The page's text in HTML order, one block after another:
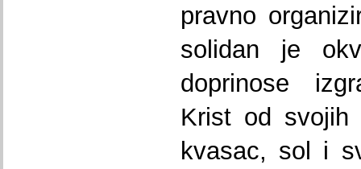
pravno
solidan je
doprinose
Krist od svojih
kvasac, sol i